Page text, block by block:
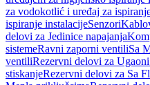
za vodokotlić i uređaj za
ispiranje instalacijeSenzori
delovi za Jedinice napajanja
sistemeRavni zaporni ventiliSa
ventiliRezervni delovi za
stiskanjeRezervni delovi za Sa